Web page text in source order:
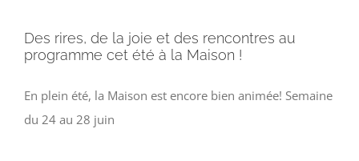
Des rires, de la joie et des rencontres au
programme cet été à la Maison !
En plein été, la Maison est encore bien animée! Semaine
du 24 au 28 juin